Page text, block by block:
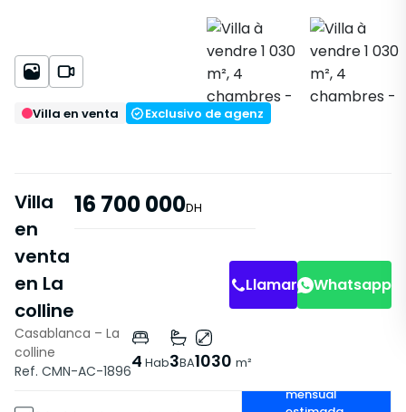
Villa en venta Exclusivo de agenz
Villa
en
venta
en La
colline
16 700 000DH
Casablanca – La
colline
Ref. CMN-AC-18964 Hab3BA1030 m²
Llamar Whatsapp
Características
Villa
mensual